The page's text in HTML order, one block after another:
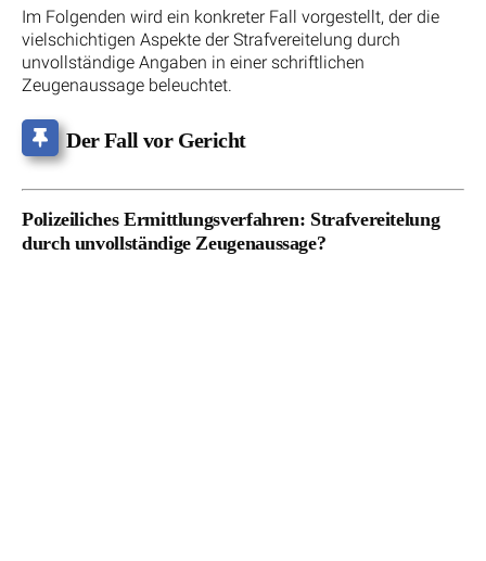
Im Folgenden wird ein konkreter Fall vorgestellt, der die
vielschichtigen Aspekte der Strafvereitelung durch
unvollständige Angaben in einer schriftlichen
Zeugenaussage beleuchtet.
Der Fall vor Gericht
Polizeiliches Ermittlungsverfahren: Strafvereitelung
durch unvollständige Zeugenaussage?